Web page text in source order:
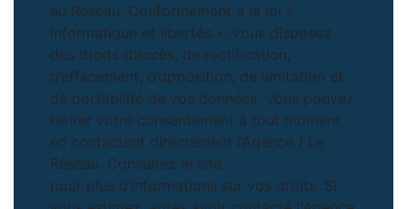
au Réseau. Conformément à la loi «
informatique et libertés », vous disposez
des droits d’accès, de rectification,
d’effacement, d’opposition, de limitation et
de portabilité de vos données. Vous pouvez
retirer votre consentement à tout moment
en contactant directement l’Agence / Le
Réseau. Consultez le site
pour plus d’informations sur vos droits. Si